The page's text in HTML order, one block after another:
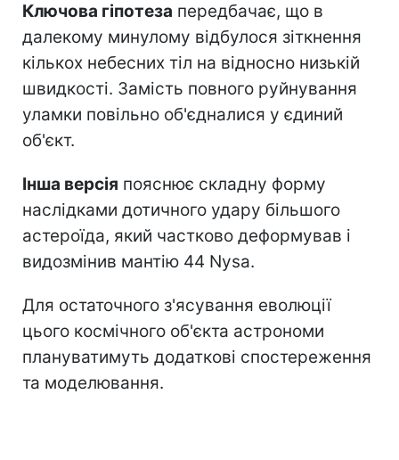
Ключова гіпотеза передбачає, що в
далекому минулому відбулося зіткнення
кількох небесних тіл на відносно низькій
швидкості. Замість повного руйнування
уламки повільно об'єдналися у єдиний
об'єкт.
Інша версія пояснює складну форму
наслідками дотичного удару більшого
астероїда, який частково деформував і
видозмінив мантію 44 Nysa.
Для остаточного з'ясування еволюції
цього космічного об'єкта астрономи
плануватимуть додаткові спостереження
та моделювання.